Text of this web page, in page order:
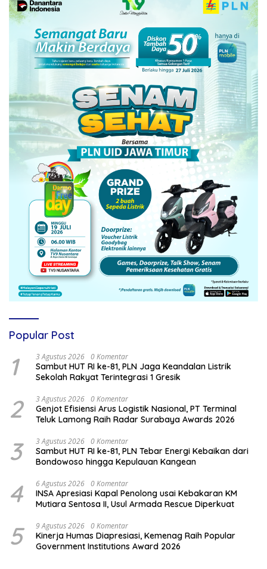
Popular Post
1 3 Agustus 2026 0 Komentar
Sambut HUT RI ke-81, PLN Jaga Keandalan Listrik
Sekolah Rakyat Terintegrasi 1 Gresik
2 3 Agustus 2026 0 Komentar
Genjot Efisiensi Arus Logistik Nasional, PT Terminal
Teluk Lamong Raih Radar Surabaya Awards 2026
3 3 Agustus 2026 0 Komentar
Sambut HUT RI ke-81, PLN Tebar Energi Kebaikan dari
Bondowoso hingga Kepulauan Kangean
4 6 Agustus 2026 0 Komentar
INSA Apresiasi Kapal Penolong usai Kebakaran KM
Mutiara Sentosa II, Usul Armada Rescue Diperkuat
5 9 Agustus 2026 0 Komentar
Kinerja Humas Diapresiasi, Kemenag Raih Popular
Government Institutions Award 2026